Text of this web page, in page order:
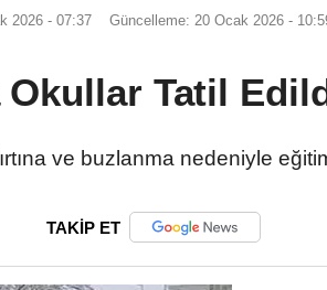
2026 - 07:37 Güncelleme: 20 Ocak 2026 -
Okullar Tatil
ve buzlanma nedeniyle
TAKİP ET